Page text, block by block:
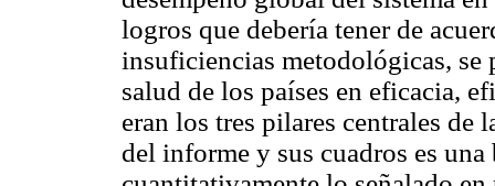
logros que debería tener de
insuficiencias metodológicas, se
salud de los países en eficacia,
eran los tres pilares centrales de
del informe y sus cuadros es